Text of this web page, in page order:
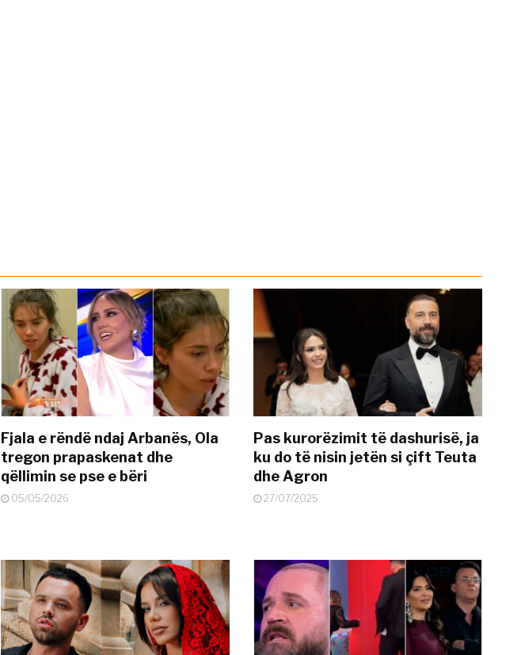
Fjala e rëndë ndaj Arbanës, Ola
tregon prapaskenat dhe
qëllimin se pse e bëri
05/05/2026
Pas kurorëzimit të dashurisë, ja
ku do të nisin jetën si çift Teuta
dhe Agron
27/07/2025